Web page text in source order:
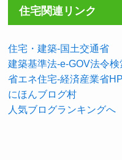
住宅関連リンク
住宅・建築-国土交通省
建築基準法-e-GOV法令検
省エネ住宅-経済産業省HP
にほんブログ村
人気ブログランキングへ